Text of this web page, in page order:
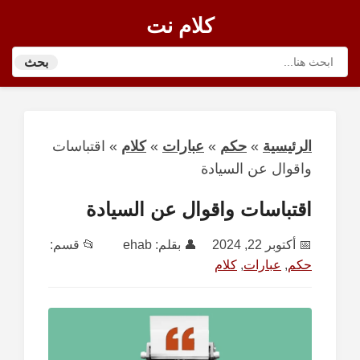
كلام نت
بحث
الرئيسية » حكم » عبارات »كلام » اقتباسات
واقوال عن السيادة
اقتباسات واقوال عن السيادة
📅 أكتوبر 22, 2024 👤 بقلم: ehab
📂 قسم:
حكم, عبارات, كلام